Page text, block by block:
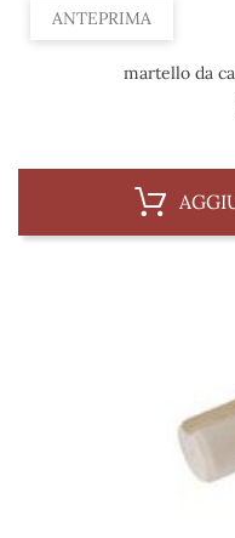
ANTEPRIMA
martello da